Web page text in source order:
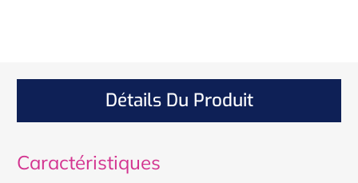
Détails Du Produit
Caractéristiques